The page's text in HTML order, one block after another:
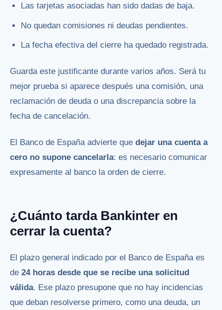
Las tarjetas asociadas han sido dadas de baja.
No quedan comisiones ni deudas pendientes.
La fecha efectiva del cierre ha quedado registrada.
Guarda este justificante durante varios años. Será tu
mejor prueba si aparece después una comisión, una
reclamación de deuda o una discrepancia sobre la
fecha de cancelación.
El Banco de España advierte que dejar una cuenta a
cero no supone cancelarla: es necesario comunicar
expresamente al banco la orden de cierre.
¿Cuánto tarda Bankinter en
cerrar la cuenta?
El plazo general indicado por el Banco de España es
de 24 horas desde que se recibe una solicitud
válida. Ese plazo presupone que no hay incidencias
que deban resolverse primero, como una deuda, un